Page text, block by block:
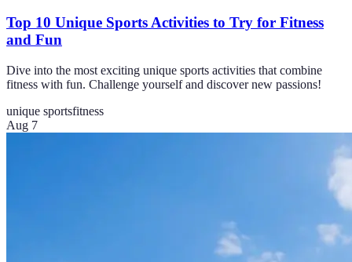
Top 10 Unique Sports Activities to Try for Fitness
and Fun
Dive into the most exciting unique sports activities that combine
fitness with fun. Challenge yourself and discover new passions!
unique sportsfitness
Aug 7